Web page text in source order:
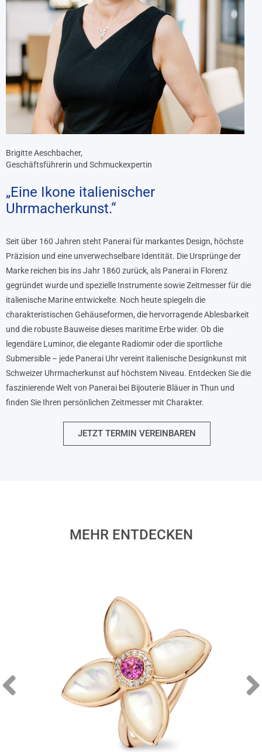
Brigitte Aeschbacher,
Geschäftsführerin und Schmuckexpertin
„Eine Ikone italienischer
Uhrmacherkunst.“
Seit über 160 Jahren steht Panerai für markantes Design, höchste
Präzision und eine unverwechselbare Identität. Die Ursprünge der
Marke reichen bis ins Jahr 1860 zurück, als Panerai in Florenz
gegründet wurde und spezielle Instrumente sowie Zeitmesser für die
italienische Marine entwickelte. Noch heute spiegeln die
charakteristischen Gehäuseformen, die hervorragende Ablesbarkeit
und die robuste Bauweise dieses maritime Erbe wider. Ob die
legendäre Luminor, die elegante Radiomir oder die sportliche
Submersible – jede Panerai Uhr vereint italienische Designkunst mit
Schweizer Uhrmacherkunst auf höchstem Niveau. Entdecken Sie die
faszinierende Welt von Panerai bei Bijouterie Bläuer in Thun und
finden Sie Ihren persönlichen Zeitmesser mit Charakter.
JETZT TERMIN VEREINBAREN
MEHR ENTDECKEN